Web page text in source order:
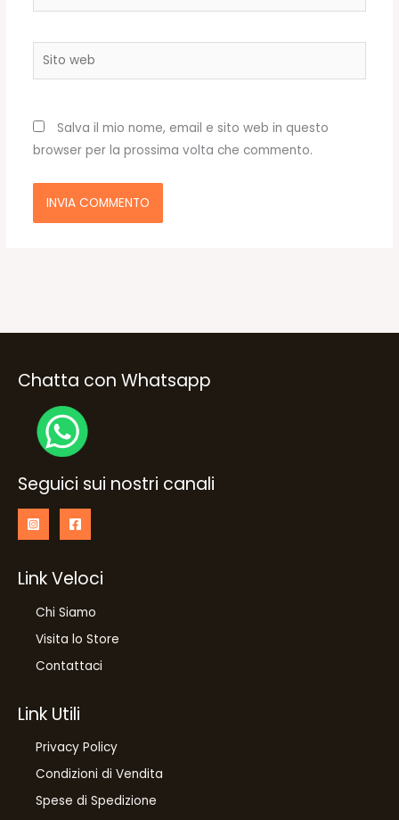
Sito
web
Salva il mio nome, email e sito web in questo
browser per la prossima volta che commento.
Chatta con Whatsapp
Seguici sui nostri canali
Link Veloci
Chi Siamo
Visita lo Store
Contattaci
Link Utili
Privacy Policy
Condizioni di Vendita
Spese di Spedizione